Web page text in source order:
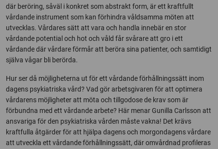
där beröring, såväl i konkret som abstrakt form, är ett kraftfullt
vårdande instrument som kan förhindra våldsamma möten att
utvecklas. Vårdares sätt att vara och handla innebär en stor
vårdande potential och hot och våld får svårare att gro i ett
vårdande där vårdare förmår att beröra sina patienter, och samtidigt
själva vågar bli berörda.
Hur ser då möjligheterna ut för ett vårdande förhållningssätt inom
dagens psykiatriska vård? Vad gör arbetsgivaren för att optimera
vårdarens möjligheter att möta och tillgodose de krav som är
förbundna med ett vårdande arbete? Här menar Gunilla Carlsson att
ansvariga för den psykiatriska vården måste vakna! Det krävs
kraftfulla åtgärder för att hjälpa dagens och morgondagens vårdare
att utveckla ett vårdande förhållningssätt, där omvårdnad profileras